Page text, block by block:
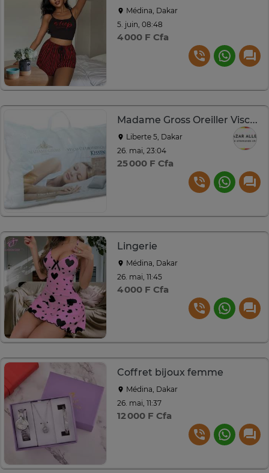
Médina, Dakar
5. juin, 08:48
4 000 F Cfa
Madame Gross Oreiller Visco Orthopédique Blanc Standard
Liberte 5, Dakar
26. mai, 23:04
25 000 F Cfa
Lingerie
Médina, Dakar
26. mai, 11:45
4 000 F Cfa
Coffret bijoux femme
Médina, Dakar
26. mai, 11:37
12 000 F Cfa